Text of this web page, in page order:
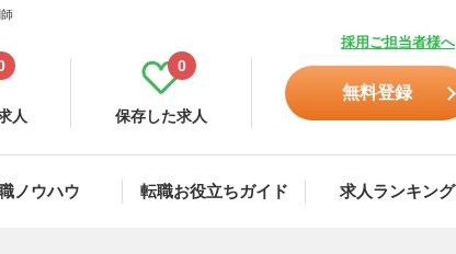
採用ご担当者様へ
人 保存した求人
0
無料登録
ノウハウ 転職お役立ちガイド 求人ランキング